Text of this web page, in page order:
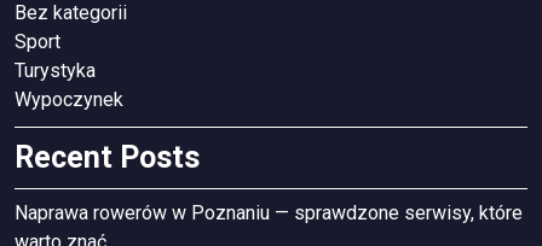
Bez kategorii
Sport
Turystyka
Wypoczynek
Recent Posts
Naprawa rowerów w Poznaniu — sprawdzone serwisy, które